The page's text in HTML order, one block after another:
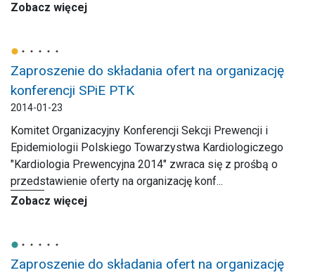
Zobacz więcej
Zaproszenie do składania ofert na organizację
konferencji SPiE PTK
2014-01-23
Komitet Organizacyjny Konferencji Sekcji Prewencji i
Epidemiologii Polskiego Towarzystwa Kardiologiczego
"Kardiologia Prewencyjna 2014" zwraca się z prośbą o
przedstawienie oferty na organizację konf...
Zobacz więcej
Zaproszenie do składania ofert na organizację